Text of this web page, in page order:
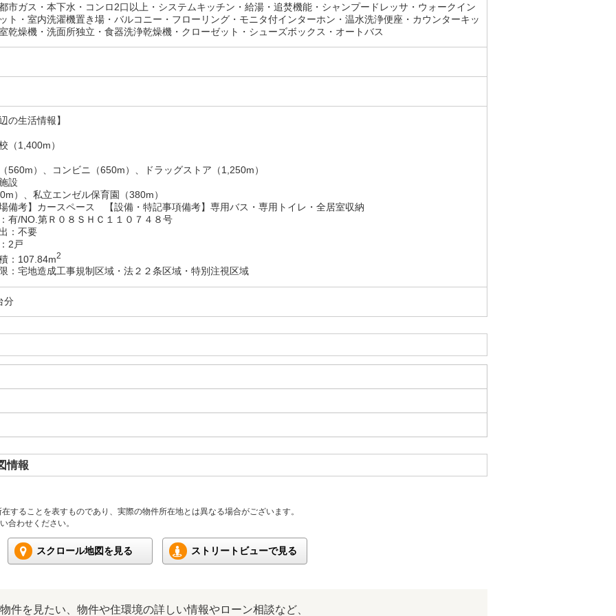
市ガス・本下水・コンロ2口以上・システムキッチン・給湯・追焚機能・シャンプードレッサ・ウォークイン
ト・室内洗濯機置き場・バルコニー・フローリング・モニタ付インターホン・温水洗浄便座・カウンターキッ
乾燥機・洗面所独立・食器洗浄乾燥機・クローゼット・シューズボックス・オートバス
の生活情報】
（1,400m）
560m）、コンビニ（650m）、ドラッグストア（1,250m）
設
）、私立エンゼル保育園（380m）
考】カースペース 【設備・特記事項備考】専用バス・専用トイレ・全居室収納
有/NO.第Ｒ０８ＳＨＣ１１０７４８号
：不要
2戸
：107.84m2
：宅地造成工事規制区域・法２２条区域・特別注視区域
分
情報
することを表すものであり、実際の物件所在地とは異なる場合がございます。
合わせください。
スクロール地図を見る ストリートビューで見る
物件を見たい、物件や住環境の詳しい情報やローン相談など、